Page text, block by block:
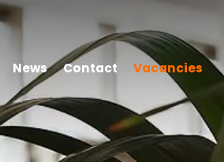
News Contact Vacancies